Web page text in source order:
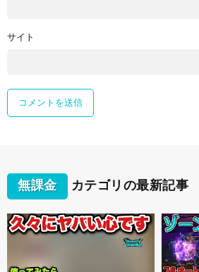
サイト
無課金 カテゴリの最新記事